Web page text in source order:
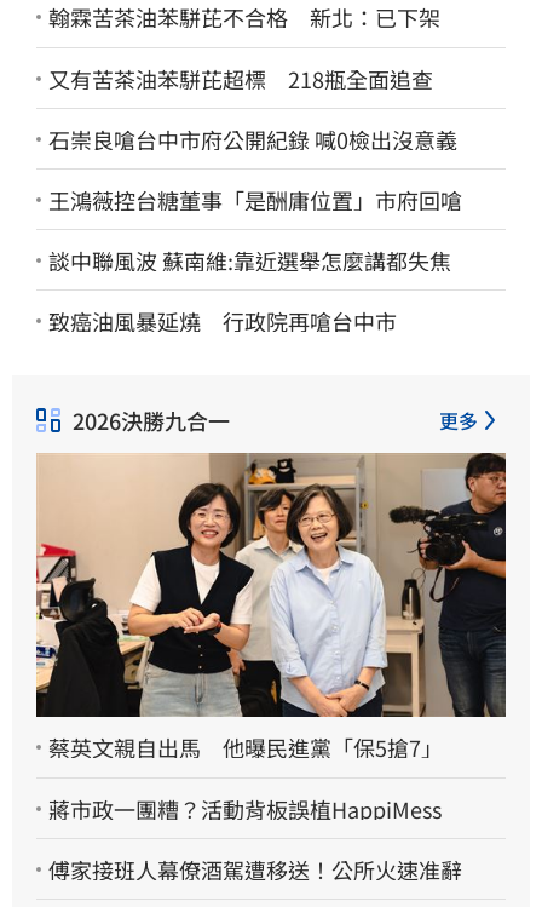
翰霖苦茶油苯駢芘不合格 新北：已下架
又有苦茶油苯駢芘超標 218瓶全面追查
石崇良嗆台中市府公開紀錄 喊0檢出沒意義
王鴻薇控台糖董事「是酬庸位置」市府回嗆
談中聯風波 蘇南維:靠近選舉怎麼講都失焦
致癌油風暴延燒 行政院再嗆台中市
2026決勝九合一 更多
蔡英文親自出馬 他曝民進黨「保5搶7」
蔣市政一團糟？活動背板誤植HappiMess
傅家接班人幕僚酒駕遭移送！公所火速准辭